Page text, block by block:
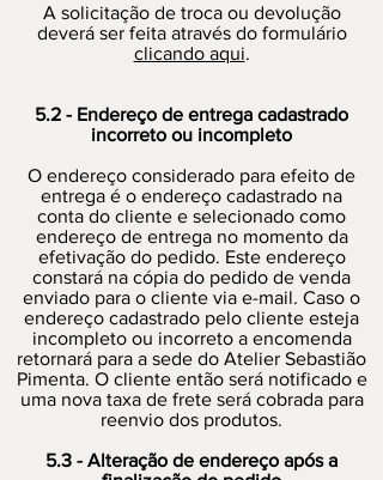
A solicitação de troca ou devolução
deverá ser feita através do formulário
clicando aqui.
5.2 - Endereço de entrega cadastrado
incorreto ou incompleto
O endereço considerado para efeito de
entrega é o endereço cadastrado na
conta do cliente e selecionado como
endereço de entrega no momento da
efetivação do pedido. Este endereço
constará na cópia do pedido de venda
enviado para o cliente via e-mail. Caso o
endereço cadastrado pelo cliente esteja
incompleto ou incorreto a encomenda
retornará para a sede do Atelier Sebastião
Pimenta. O cliente então será notificado e
uma nova taxa de frete será cobrada para
reenvio dos produtos.
5.3 - Alteração de endereço após a